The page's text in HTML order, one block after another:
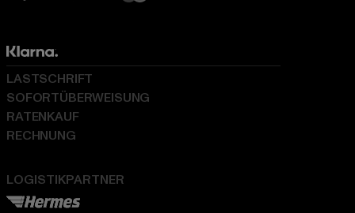
LOGISTIKPARTNER
LASTSCHRIFT
SOFORTÜBERWEISUNG
RATENKAUF
RECHNUNG